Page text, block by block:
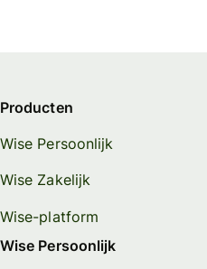
Producten
Wise Persoonlijk
Wise Zakelijk
Wise-platform
Wise Persoonlijk